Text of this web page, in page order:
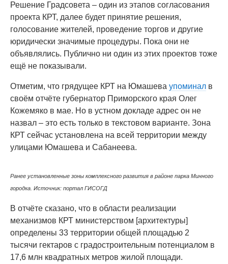
Решение Градсовета – один из этапов согласования
проекта КРТ, далее будет принятие решения,
голосование жителей, проведение торгов и другие
юридически значимые процедуры. Пока они не
объявлялись. Публично ни один из этих проектов тоже
ещё не показывали.
Отметим, что грядущее КРТ на Юмашева упоминал в
своём отчёте губернатор Приморского края Олег
Кожемяко в мае. Но в устном докладе адрес он не
назвал – это есть только в текстовом варианте. Зона
КРТ сейчас установлена на всей территории между
улицами Юмашева и Сабанеева.
Ранее установленные зоны комплексного развития в районе парка Минного
городка. Источник: портал ГИСОГД
В отчёте сказано, что в области реализации
механизмов КРТ министерством [архитектуры]
определены 33 территории общей площадью 2
тысячи гектаров с градостроительным потенциалом в
17,6 млн квадратных метров жилой площади.